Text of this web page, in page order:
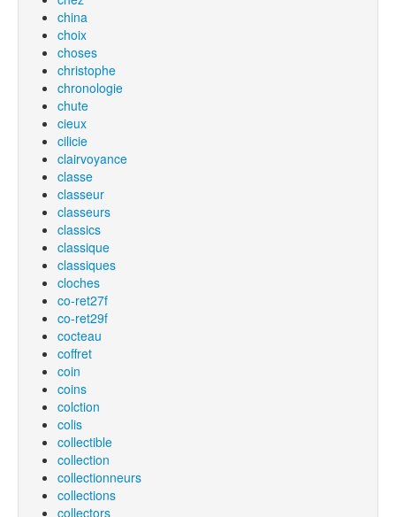
china
choix
choses
christophe
chronologie
chute
cieux
cilicie
clairvoyance
classe
classeur
classeurs
classics
classique
classiques
cloches
co-ret27f
co-ret29f
cocteau
coffret
coin
coins
colction
colis
collectible
collection
collectionneurs
collections
collectors